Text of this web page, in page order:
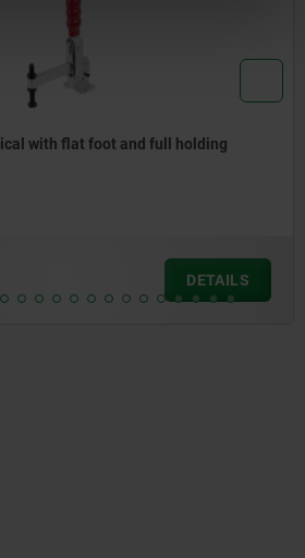
with flat foot and full holding
DETAILS